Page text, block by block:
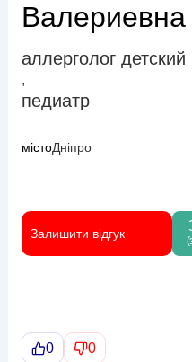
Валериевна
аллерголог детский
,
педиатр
містоДніпро
Залишити відгук
0 0